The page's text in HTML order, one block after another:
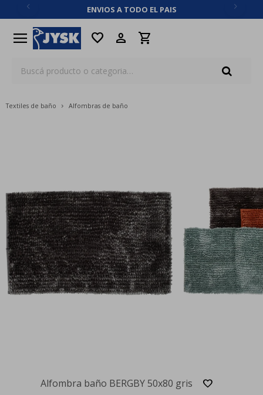
ENVIOS A TODO EL PAIS
menu favorite
Textiles de baño Alfombras de baño
Alfombra baño BERGBY 50x80 gris
close